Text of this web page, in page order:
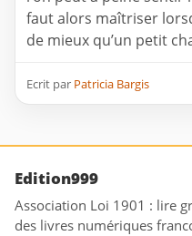
faut alors maîtriser
de mieux qu’un petit
Ecrit par Patricia Bargis
Edition999
Association Loi 1901 : lire
des livres numériques